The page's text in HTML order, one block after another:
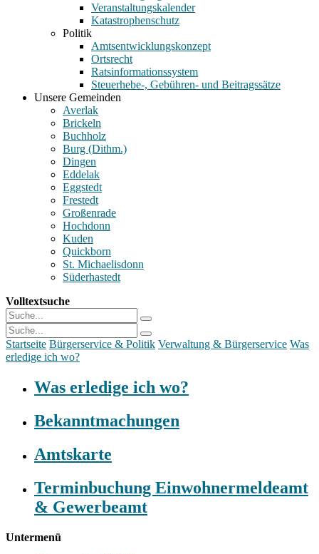
Veranstaltungskalender
Katastrophenschutz
Politik
Amtsentwicklungskonzept
Ortsrecht
Ratsinformationssystem
Steuerhebe-, Gebühren- und Beitragssätze
Unsere Gemeinden
Averlak
Brickeln
Buchholz
Burg (Dithm.)
Dingen
Eddelak
Eggstedt
Frestedt
Großenrade
Hochdonn
Kuden
Quickborn
St. Michaelisdonn
Süderhastedt
Volltextsuche
Startseite Bürgerservice & Politik Verwaltung & Bürgerservice Was
erledige ich wo?
Was erledige ich wo?
Bekanntmachungen
Amtskarte
Terminbuchung Einwohnermeldeamt
& Gewerbeamt
Untermenü